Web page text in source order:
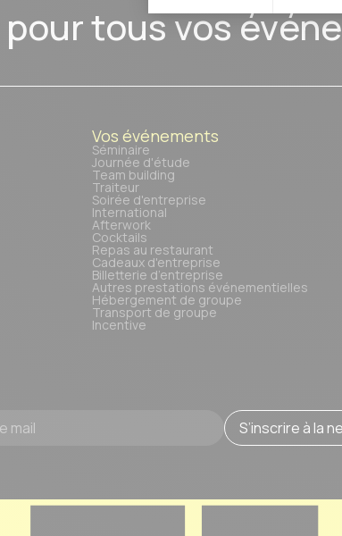
pour tous vos
Vos événements
Séminaire
Journée d'étude
Team building
Traiteur
Soirée d'entreprise
International
Afterwork
Cocktails
Repas au restaurant
Cadeaux d'entreprise
Billetterie d’entreprise
Autres prestations événementielles
Hébergement de groupe
Transport de groupe
Incentive
S’inscrire à la